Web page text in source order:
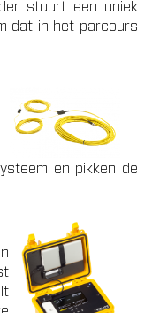
stuurt een uniek
dat in het parcours
en pikken de